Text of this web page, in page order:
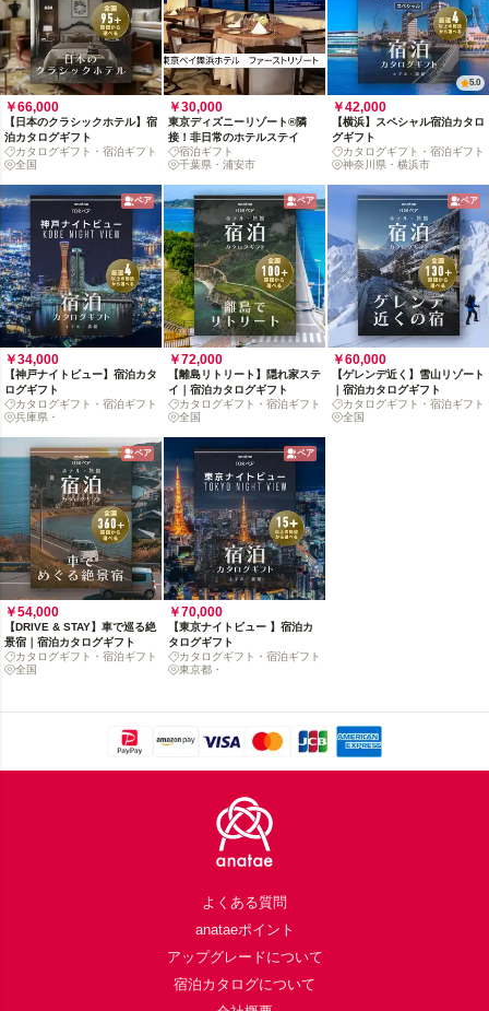
￥66,000
【日本のクラシックホテル】宿
泊カタログギフト
カタログギフト・宿泊ギフト
全国
￥30,000
東京ディズニーリゾート®隣
接！非日常のホテルステイ
宿泊ギフト
千葉県・浦安市
5.0
￥42,000
【横浜】スペシャル宿泊カタロ
グギフト
カタログギフト・宿泊ギフト
神奈川県・横浜市
ペア
￥34,000
【神戸ナイトビュー】宿泊カタ
ログギフト
カタログギフト・宿泊ギフト
兵庫県・
ペア
￥72,000
【離島リトリート】隠れ家ステ
イ｜宿泊カタログギフト
カタログギフト・宿泊ギフト
全国
ペア
￥60,000
【ゲレンデ近く】雪山リゾート
｜宿泊カタログギフト
カタログギフト・宿泊ギフト
全国
ペア
￥54,000
【DRIVE & STAY】車で巡る絶
景宿｜宿泊カタログギフト
カタログギフト・宿泊ギフト
全国
ペア
￥70,000
【東京ナイトビュー 】宿泊カ
タログギフト
カタログギフト・宿泊ギフト
東京都・
よくある質問
anataeポイント
アップグレードについて
宿泊カタログについて